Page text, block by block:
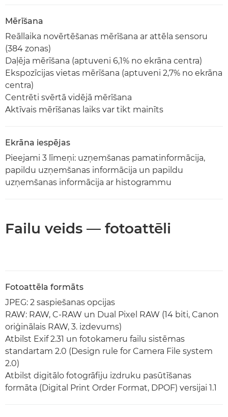
Mērīšana
Reāllaika novērtēšanas mērīšana ar attēla sensoru
(384 zonas)
Daļēja mērīšana (aptuveni 6,1% no ekrāna centra)
Ekspozīcijas vietas mērīšana (aptuveni 2,7% no ekrāna
centra)
Centrēti svērtā vidējā mērīšana
Aktīvais mērīšanas laiks var tikt mainīts
Ekrāna iespējas
Pieejami 3 līmeņi: uzņemšanas pamatinformācija,
papildu uzņemšanas informācija un papildu
uzņemšanas informācija ar histogrammu
Failu veids — fotoattēli
Fotoattēla formāts
JPEG: 2 saspiešanas opcijas
RAW: RAW, C-RAW un Dual Pixel RAW (14 biti, Canon
oriģinālais RAW, 3. izdevums)
Atbilst Exif 2.31 un fotokameru failu sistēmas
standartam 2.0 (Design rule for Camera File system
2.0)
Atbilst digitālo fotogrāfiju izdruku pasūtīšanas
formāta (Digital Print Order Format, DPOF) versijai 1.1